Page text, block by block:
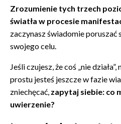
Zrozumienie tych trzech
światła w procesie
zaczynasz świadomie poruszać
swojego celu.
Jeśli czujesz, że coś „nie
prostu jesteś jeszcze w fazie
zniechęcać, zapytaj siebie: co
uwierzenie?